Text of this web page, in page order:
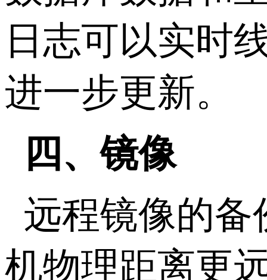
日志可以实时
进一步更新。
四、镜像
远程镜像的备
机物理距离更